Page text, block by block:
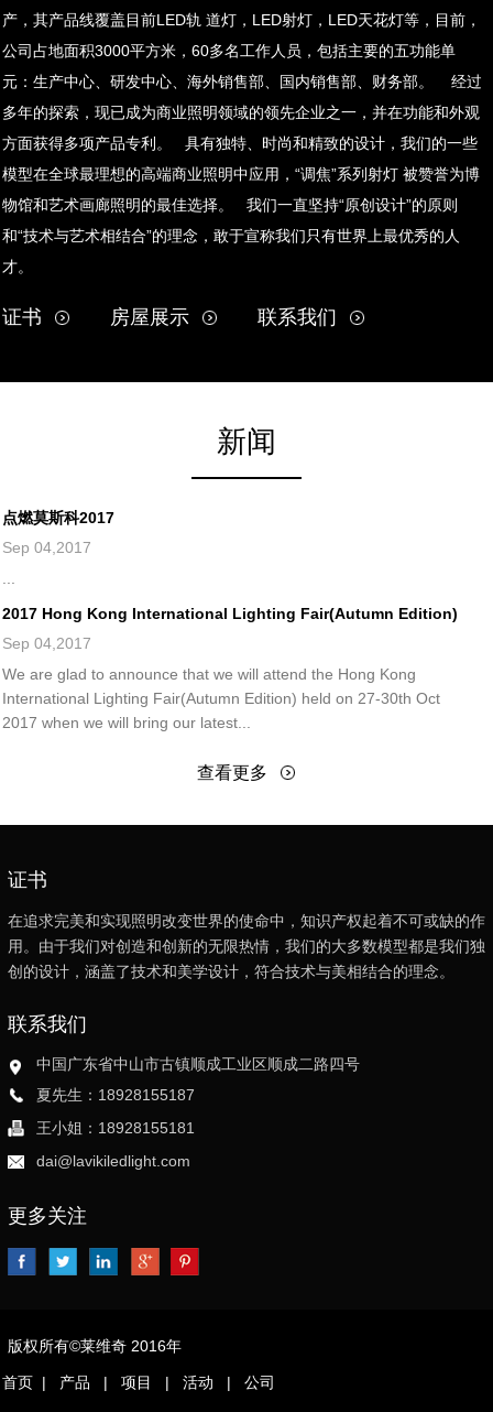
产，其产品线覆盖目前LED轨 道灯，LED射灯，LED天花灯等，目前，
公司占地面积3000平方米，60多名工作人员，包括主要的五功能单
元：生产中心、研发中心、海外销售部、国内销售部、财务部。 经过
多年的探索，现已成为商业照明领域的领先企业之一，并在功能和外观
方面获得多项产品专利。 具有独特、时尚和精致的设计，我们的一些
模型在全球最理想的高端商业照明中应用，“调焦”系列射灯 被赞誉为博
物馆和艺术画廊照明的最佳选择。 我们一直坚持“原创设计”的原则
和“技术与艺术相结合”的理念，敢于宣称我们只有世界上最优秀的人
才。
证书 房屋展示 联系我们
新闻
点燃莫斯科2017
Sep 04,2017
...
2017 Hong Kong International Lighting Fair(Autumn Edition)
Sep 04,2017
We are glad to announce that we will attend the Hong Kong
International Lighting Fair(Autumn Edition) held on 27-30th Oct
2017 when we will bring our latest...
查看更多
证书
在追求完美和实现照明改变世界的使命中，知识产权起着不可或缺的作
用。由于我们对创造和创新的无限热情，我们的大多数模型都是我们独
创的设计，涵盖了技术和美学设计，符合技术与美相结合的理念。
联系我们
中国广东省中山市古镇顺成工业区顺成二路四号
夏先生：18928155187
王小姐：18928155181
dai@lavikiledlight.com
更多关注
版权所有©莱维奇 2016年
首页 | 产品 |项目 |活动 |公司